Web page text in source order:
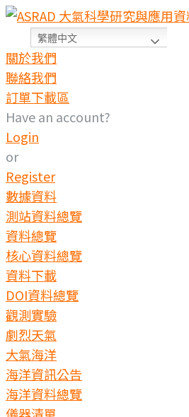
繁體中文
關於我們
聯絡我們
訂單下載區
Have an account?
Login
or
Register
數據資料
測站資料總覽
資料總覽
核心資料總覽
資料下載
DOI資料總覽
觀測實驗
劇烈天氣
大氣海洋
海洋資訊公告
海洋資料總覽